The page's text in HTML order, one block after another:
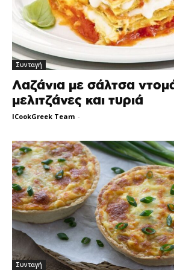
Συνταγή
Λαζάνια με σάλτσα
μελιτζάνες και τυριά
ICookGreek Team -
Συνταγή